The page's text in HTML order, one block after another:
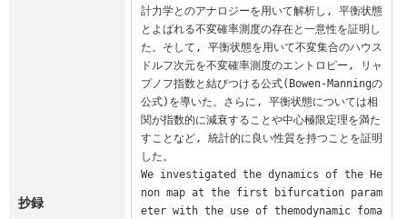
抄録
計力学とのアナロジーを用いて解析し, 平衡状態
とよばれる不変確率測度の存在と一意性を証明し
た。そして, 平衡状態を用いて不変集合のハウス
ドルフ次元を不変確率測度のエントロピー, リャ
プノフ指数と結びつける公式(Bowen-Manningの
公式)を導いた。さらに, 平衡状態については相
関が指数的に減衰することや中心極限定理を満た
すことなど, 統計的に良い性質を持つことを証明
した。
We investigated the dynamics of the He
non map at the first bifurcation param
eter with the use of themodynamic foma